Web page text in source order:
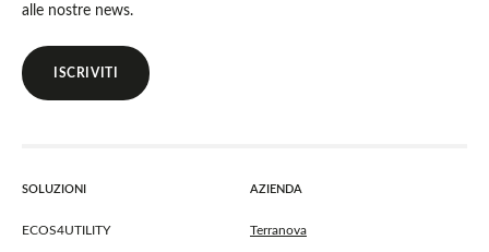
alle nostre news.
ISCRIVITI
SOLUZIONI
ECOS4UTILITY
AZIENDA
Terranova